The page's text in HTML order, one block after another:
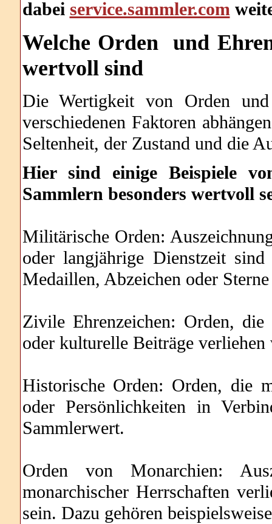
dabei service.sammler.com
Welche Orden und
wertvoll sind
Die Wertigkeit von Orden
verschiedenen Faktoren
Seltenheit, der Zustand und die
Hier sind einige Beispiele
Sammlern besonders wertvoll
Militärische Orden:
oder langjährige Dienstzeit
Medaillen, Abzeichen oder
Zivile Ehrenzeichen: Orden,
oder kulturelle Beiträge
Historische Orden: Orden, die
oder Persönlichkeiten in
Sammlerwert.
Orden von Monarchien:
monarchischer Herrschaften
sein. Dazu gehören